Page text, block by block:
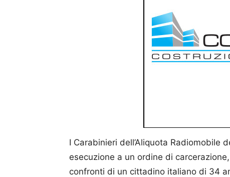
I Carabinieri dell’Aliquota Radiomobile
esecuzione a un ordine di
confronti di un cittadino italiano di 34